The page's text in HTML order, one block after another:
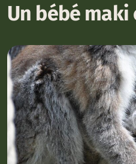
Un bébé maki